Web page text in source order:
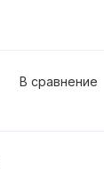
В сравнение